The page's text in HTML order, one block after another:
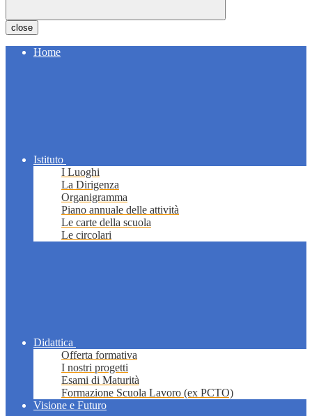
close
Home
Istituto
I Luoghi
La Dirigenza
Organigramma
Piano annuale delle attività
Le carte della scuola
Le circolari
Didattica
Offerta formativa
I nostri progetti
Esami di Maturità
Formazione Scuola Lavoro (ex PCTO)
Visione e Futuro